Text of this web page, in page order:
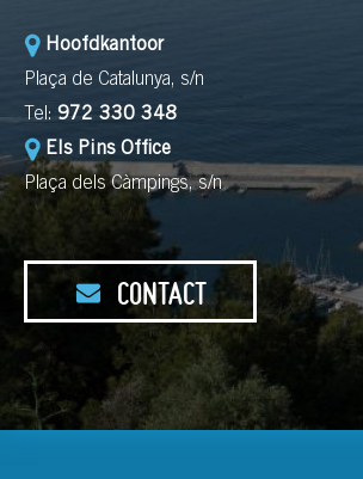
Hoofdkantoor
Plaça de Catalunya, s/n
Tel: 972 330 348
Els Pins Office
Plaça dels Càmpings, s/n
CONTACT